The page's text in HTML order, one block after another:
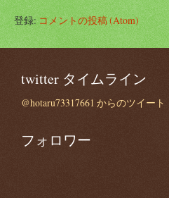
登録:コメントの投稿 (Atom)
twitter タイムライン
@hotaru73317661 からのツイート
フォロワー